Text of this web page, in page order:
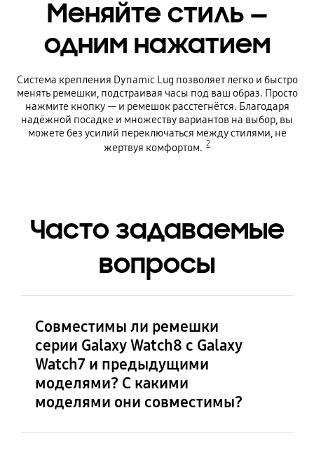
Меняйте стиль —
одним нажатием
Система крепления Dynamic Lug позволяет легко и быстро
менять ремешки, подстраивая часы под ваш образ. Просто
нажмите кнопку — и ремешок расстегнётся. Благодаря
надёжной посадке и множеству вариантов на выбор, вы
можете без усилий переключаться между стилями, не
жертвуя комфортом. 2
Часто задаваемые
вопросы
Совместимы ли ремешки
серии Galaxy Watch8 с Galaxy
Watch7 и предыдущими
моделями? С какими
моделями они совместимы?